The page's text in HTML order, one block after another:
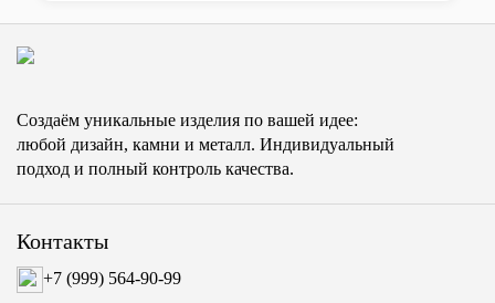
Создаём уникальные изделия по вашей идее:
любой дизайн, камни и металл. Индивидуальный
подход и полный контроль качества.
Контакты
+7 (999) 564-90-99